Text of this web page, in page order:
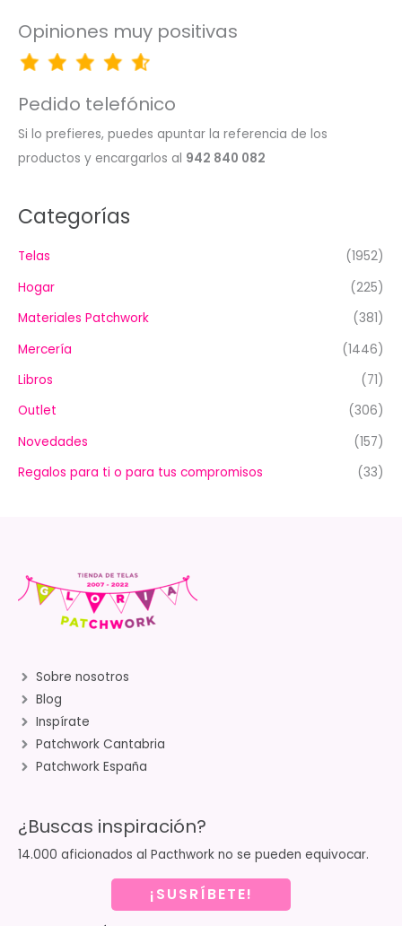
Opiniones muy positivas
Pedido telefónico
Si lo prefieres, puedes apuntar la referencia de los
productos y encargarlos al 942 840 082
Categorías
Telas
(1952)
Hogar
(225)
Materiales Patchwork
(381)
Mercería
(1446)
Libros
(71)
Outlet
(306)
Novedades
(157)
Regalos para ti o para tus compromisos
(33)
Sobre nosotros
Blog
Inspírate
Patchwork Cantabria
Patchwork España
¿Buscas inspiración?
14.000 aficionados al Pacthwork no se pueden equivocar.
¡SUSRÍBETE!